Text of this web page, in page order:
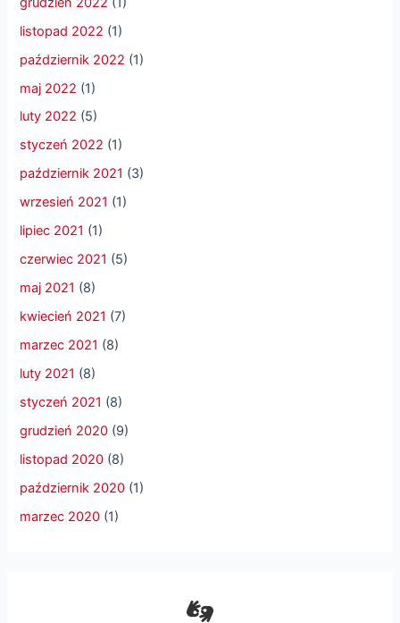
listopad 2022 (1)
październik 2022 (1)
maj 2022 (1)
luty 2022 (5)
styczeń 2022 (1)
październik 2021 (3)
wrzesień 2021 (1)
lipiec 2021 (1)
czerwiec 2021 (5)
maj 2021 (8)
kwiecień 2021 (7)
marzec 2021 (8)
luty 2021 (8)
styczeń 2021 (8)
grudzień 2020 (9)
listopad 2020 (8)
październik 2020 (1)
marzec 2020 (1)